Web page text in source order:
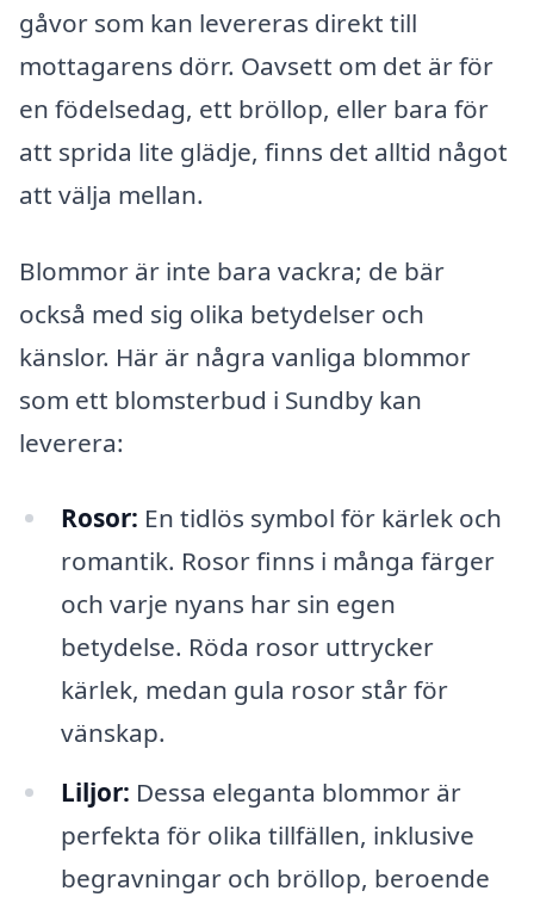
gåvor som kan levereras direkt till
mottagarens dörr. Oavsett om det är för
en födelsedag, ett bröllop, eller bara för
att sprida lite glädje, finns det alltid något
att välja mellan.
Blommor är inte bara vackra; de bär
också med sig olika betydelser och
känslor. Här är några vanliga blommor
som ett blomsterbud i Sundby kan
leverera:
Rosor: En tidlös symbol för kärlek och
romantik. Rosor finns i många färger
och varje nyans har sin egen
betydelse. Röda rosor uttrycker
kärlek, medan gula rosor står för
vänskap.
Liljor: Dessa eleganta blommor är
perfekta för olika tillfällen, inklusive
begravningar och bröllop, beroende